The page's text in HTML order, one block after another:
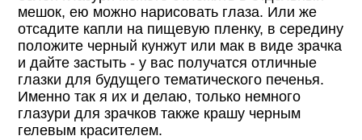
мешок, ею можно нарисовать глаза. Или же
отсадите капли на пищевую пленку, в середину
положите черный кунжут или мак в виде зрачка
и дайте застыть - у вас получатся отличные
глазки для будущего тематического печенья.
Именно так я их и делаю, только немного
глазури для зрачков также крашу черным
гелевым красителем.